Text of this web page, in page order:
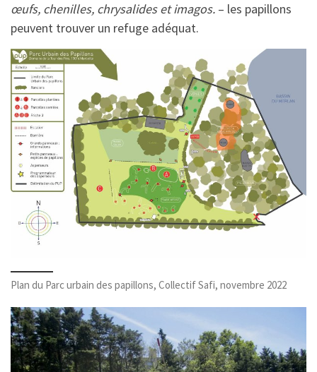
œufs, chenilles, chrysalides et imagos. – les papillons
peuvent trouver un refuge adéquat.
Plan du Parc urbain des papillons, Collectif Safi, novembre 2022